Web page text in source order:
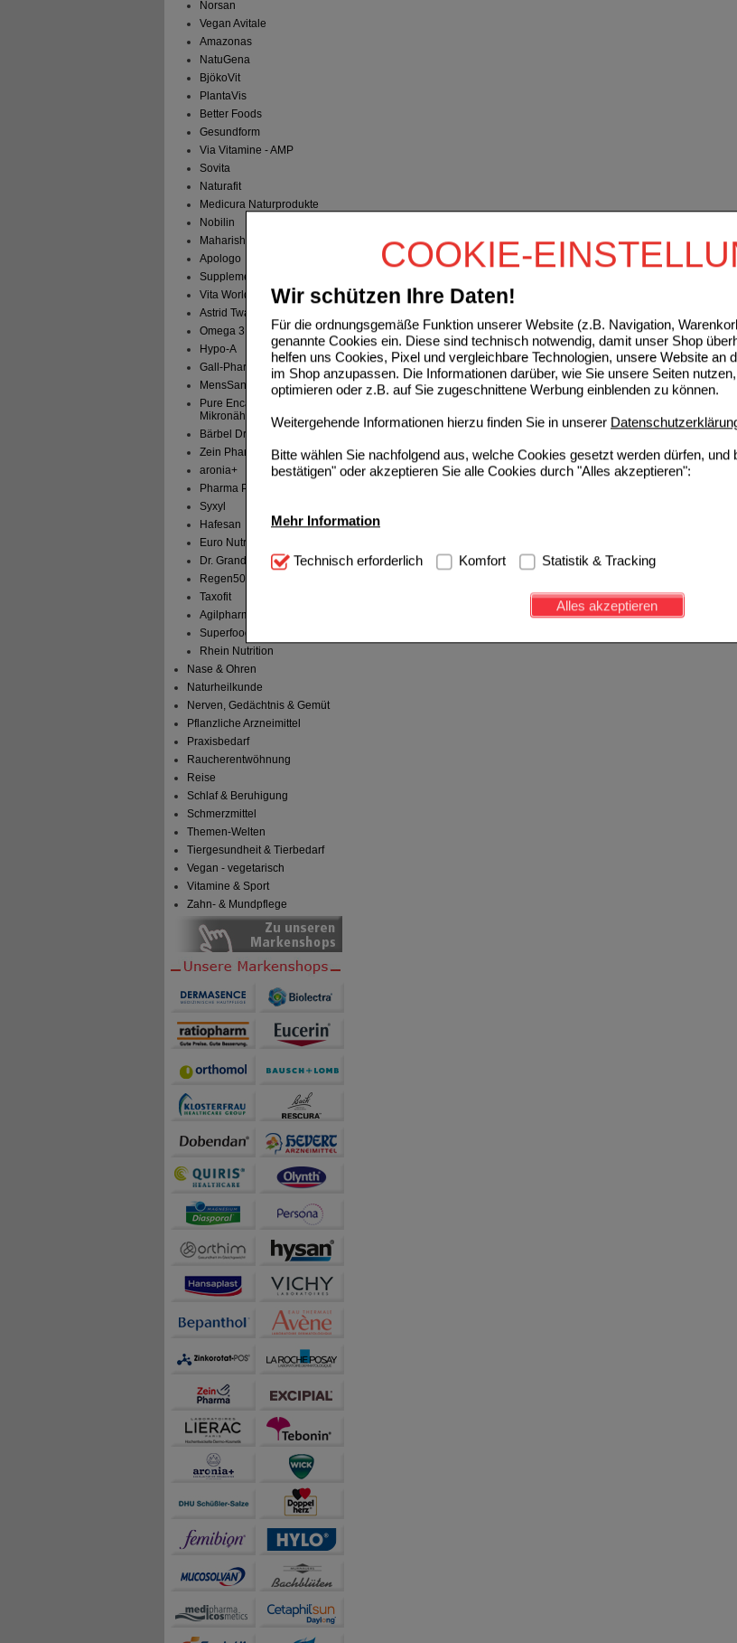
COOKIE-
Wir schützen Ihre Daten!
Für die ordnungsgemäße Funktion unserer Website (z.B. Navigation,
genannte Cookies ein. Diese sind technisch notwendig, damit unser Shop
helfen uns Cookies, Pixel und vergleichbare Technologien, unsere Website an
im Shop anzupassen. Die Informationen darüber, wie Sie unsere Seiten
optimieren oder z.B. auf Sie zugeschnittene Werbung einblenden zu können.
Weitergehende Informationen hierzu finden Sie in unserer
Bitte wählen Sie nachfolgend aus, welche Cookies gesetzt werden dürfen,
bestätigen" oder akzeptieren Sie alle Cookies durch "Alles akzeptieren":
Mehr Information
Technisch Notwendig: Hierbei handelt es sich um Cookies, die für die
notwendig sind (z.B. Navigation, Warenkorb, Kundenkonto), weshalb auf
Diese Cookies werden genutzt um das Einkaufserlebnis noch
beispielsweise für die Wiedererkennung des Besuchers oder unsere Seite an
Inhalte anzuzeigen und unser Partnerprogramm zu betreiben.
sammeln, mit deren Hilfe wir unsere Website weiter für Sie optimieren können,
auch die Werbung auf Drittseiten möglichst relevant für Sie zu gestalten. Bitte
Technisch erforderlich Komfort Statistik & Tracking
Alles akzeptieren
Norsan
Vegan Avitale
Amazonas
NatuGena
BjökoVit
PlantaVis
Better Foods
Gesundform
Via Vitamine - AMP
Sovita
Naturafit
Medicura Naturprodukte
Nobilin
Maharishi Ayu. Pro.
Apologo
Supplementa
Vita World
Astrid Twardy
Omega 3
Hypo-A
Gall-Pharma
MensSana
Pure Encapsulations -
Mikronährstoffe
Bärbel Drexel
Zein Pharma
aronia+
Pharma Peter
Syxyl
Hafesan
Euro Nutrador B.V.
Dr. Grandel
Regen50
Taxofit
Agilpharma
Superfoods
Rhein Nutrition
Nase & Ohren
Naturheilkunde
Nerven, Gedächtnis & Gemüt
Pflanzliche Arzneimittel
Praxisbedarf
Raucherentwöhnung
Reise
Schlaf & Beruhigung
Schmerzmittel
Themen-Welten
Tiergesundheit & Tierbedarf
Vegan - vegetarisch
Vitamine & Sport
Zahn- & Mundpflege